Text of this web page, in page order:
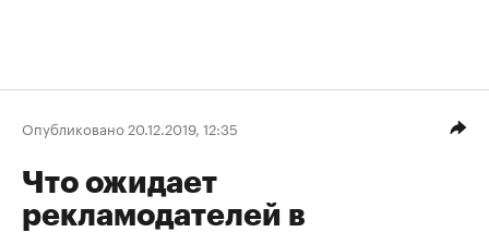
Опубликовано 20.12.2019, 12:35
Что ожидает
рекламодателей в